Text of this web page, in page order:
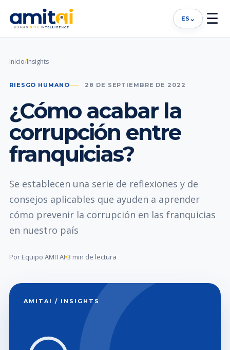
ES ⌄ ☰
Inicio/Insights
RIESGO HUMANO 28 DE SEPTIEMBRE DE 2022
¿Cómo acabar la
corrupción entre
franquicias?
Se establecen una serie de reflexiones y de
consejos aplicables que ayuden a aprender
cómo prevenir la corrupción en las franquicias
en nuestro país
Por Equipo AMITAI 3 min de lectura
AMITAI / INSIGHTS